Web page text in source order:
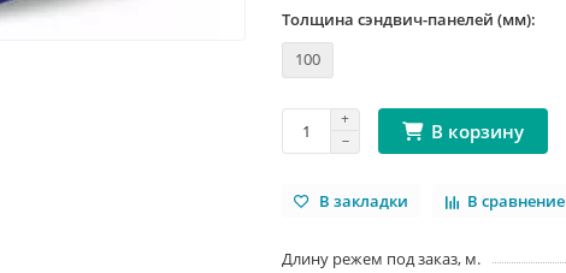
Толщина сэндвич-панелей (мм):
100
В корзину
В закладки В сравнение
Длину режем под заказ, м.